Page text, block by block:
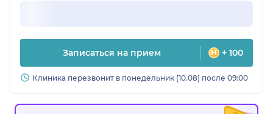
Записаться на прием + 100
Клиника перезвонит в понедельник (10.08) после 09:00